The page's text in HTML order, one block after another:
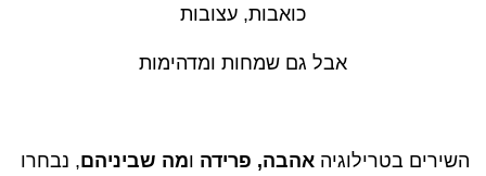
כואבות, עצובות
אבל גם שמחות ומדהימות
השירים בטרילוגיה אהבה, פרידה ומה שביניהם, נבחרו